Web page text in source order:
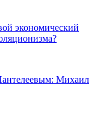
экономический
Михаил